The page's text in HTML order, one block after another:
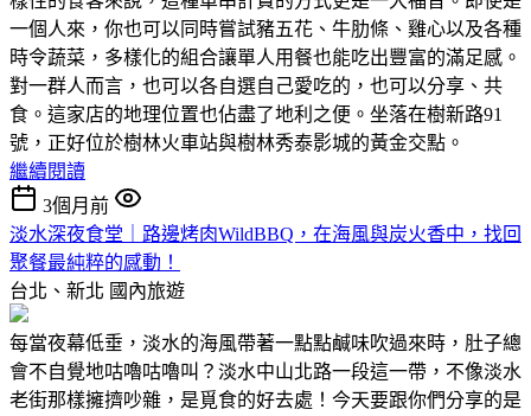
一個人來，你也可以同時嘗試豬五花、牛肋條、雞心以及各種
時令蔬菜，多樣化的組合讓單人用餐也能吃出豐富的滿足感。
對一群人而言，也可以各自選自己愛吃的，也可以分享、共
食。這家店的地理位置也佔盡了地利之便。坐落在樹新路91
號，正好位於樹林火車站與樹林秀泰影城的黃金交點。
繼續閱讀
3個月前
淡水深夜食堂｜路邊烤肉WildBBQ，在海風與炭火香中，找回
聚餐最純粹的感動！
台北、新北 國內旅遊
每當夜幕低垂，淡水的海風帶著一點點鹹味吹過來時，肚子總
會不自覺地咕嚕咕嚕叫？淡水中山北路一段這一帶，不像淡水
老街那樣擁擠吵雜，是覓食的好去處！今天要跟你們分享的是